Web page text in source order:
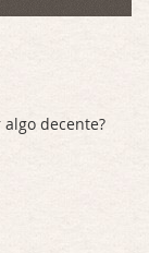
algo decente?